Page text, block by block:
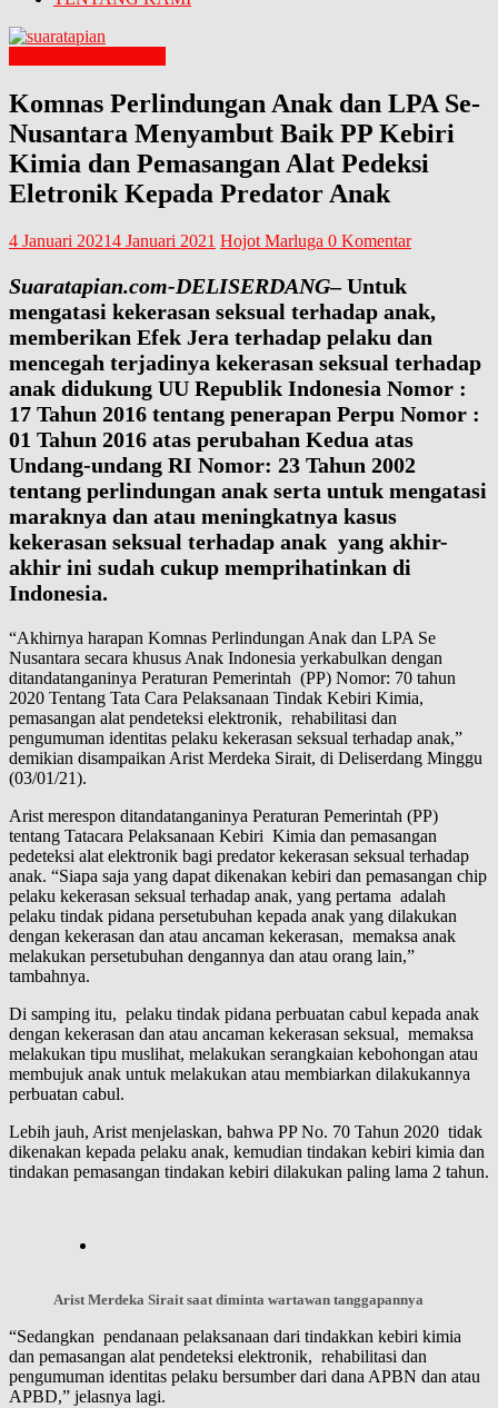
Komnas Perlindungan Anak dan LPA Se-
Nusantara Menyambut Baik PP Kebiri
Kimia dan Pemasangan Alat Pedeksi
Eletronik Kepada Predator Anak
4 Januari 20214 Januari 2021 Hojot Marluga 0 Komentar
Suaratapian.com-DELISERDANG– Untuk
mengatasi kekerasan seksual terhadap anak,
memberikan Efek Jera terhadap pelaku dan
mencegah terjadinya kekerasan seksual terhadap
anak didukung UU Republik Indonesia Nomor :
17 Tahun 2016 tentang penerapan Perpu Nomor :
01 Tahun 2016 atas perubahan Kedua atas
Undang-undang RI Nomor: 23 Tahun 2002
tentang perlindungan anak serta untuk mengatasi
maraknya dan atau meningkatnya kasus
kekerasan seksual terhadap anak yang akhir-
akhir ini sudah cukup memprihatinkan di
Indonesia.
“Akhirnya harapan Komnas Perlindungan Anak dan LPA Se
Nusantara secara khusus Anak Indonesia yerkabulkan dengan
ditandatanganinya Peraturan Pemerintah (PP) Nomor: 70 tahun
2020 Tentang Tata Cara Pelaksanaan Tindak Kebiri Kimia,
pemasangan alat pendeteksi elektronik, rehabilitasi dan
pengumuman identitas pelaku kekerasan seksual terhadap anak,”
demikian disampaikan Arist Merdeka Sirait, di Deliserdang Minggu
(03/01/21).
Arist merespon ditandatanganinya Peraturan Pemerintah (PP)
tentang Tatacara Pelaksanaan Kebiri Kimia dan pemasangan
pedeteksi alat elektronik bagi predator kekerasan seksual terhadap
anak. “Siapa saja yang dapat dikenakan kebiri dan pemasangan chip
pelaku kekerasan seksual terhadap anak, yang pertama adalah
pelaku tindak pidana persetubuhan kepada anak yang dilakukan
dengan kekerasan dan atau ancaman kekerasan, memaksa anak
melakukan persetubuhan dengannya dan atau orang lain,”
tambahnya.
Di samping itu, pelaku tindak pidana perbuatan cabul kepada anak
dengan kekerasan dan atau ancaman kekerasan seksual, memaksa
melakukan tipu muslihat, melakukan serangkaian kebohongan atau
membujuk anak untuk melakukan atau membiarkan dilakukannya
perbuatan cabul.
Lebih jauh, Arist menjelaskan, bahwa PP No. 70 Tahun 2020 tidak
dikenakan kepada pelaku anak, kemudian tindakan kebiri kimia dan
tindakan pemasangan tindakan kebiri dilakukan paling lama 2 tahun.
Arist Merdeka Sirait saat diminta wartawan tanggapannya
“Sedangkan pendanaan pelaksanaan dari tindakkan kebiri kimia
dan pemasangan alat pendeteksi elektronik, rehabilitasi dan
pengumuman identitas pelaku bersumber dari dana APBN dan atau
APBD,” jelasnya lagi.